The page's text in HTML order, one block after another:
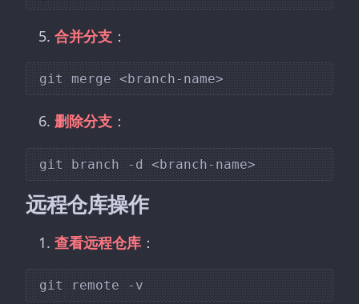
合并分支 ：
删除分支 ：
远程仓库操作
查看远程仓库 ：